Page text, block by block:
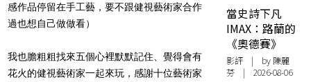
感作品停留在手工藝，要不跟健視藝術家合作
過也想自己做做看）
我也膽粗粗找來五個心裡默默記住、覺得會有
花火的健視藝術家一起來玩，感謝十位藝術家
當史詩下凡
IMAX：路蘭的
《奧德賽》
影評 | by 陳麗
芬 | 2026-08-06